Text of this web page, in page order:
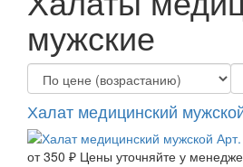
мужские
Халат медицинский
от 350 ₽ Цены уточняйте у